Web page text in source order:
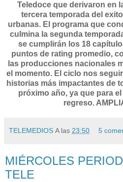
Teledoce que derivaron en
tercera temporada del
urbanas. El programa que
culmina la segunda
se cumplirán los 18
puntos de rating promedio,
las producciones nacionales
el momento. El ciclo nos
historias más impactantes de
próximo año, ya que para
regreso.
TELEMEDIOS A las 23:50 5
MIÉRCOLES
TELE